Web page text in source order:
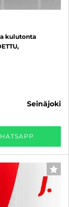
kulutonta
seinäjoki